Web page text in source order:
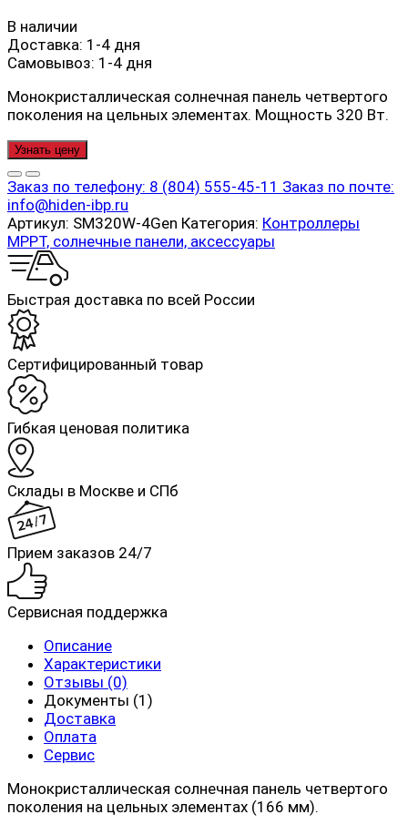
В наличии
Доставка: 1-4 дня
Самовывоз: 1-4 дня
Монокристаллическая солнечная панель четвертого
поколения на цельных элементах. Мощность 320 Вт.
Узнать цену
Заказ по телефону: 8 (804) 555-45-11 Заказ по почте:
info@hiden-ibp.ru
Артикул: SM320W-4Gen Категория: Контроллеры
MPPT, солнечные панели, аксессуары
Быстрая доставка по всей России
Cертифицированный товар
Гибкая ценовая политика
Склады в Москве и СПб
Прием заказов 24/7
Сервисная поддержка
Описание
Характеристики
Отзывы (0)
Документы (1)
Доставка
Оплата
Сервис
Монокристаллическая солнечная панель четвертого
поколения на цельных элементах (166 мм).